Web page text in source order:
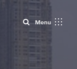
MenuClose